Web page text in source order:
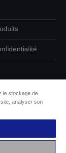
le stockage de
analyser son